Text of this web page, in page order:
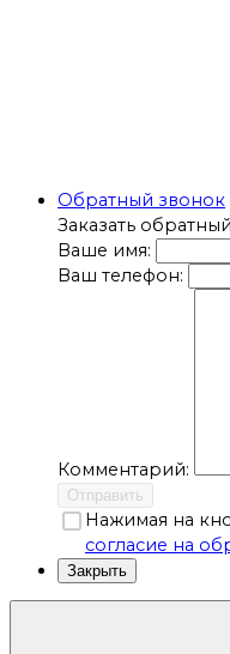
Обратный звонок
Заказать
Ваше имя:
Ваш телефон:
Комментарий:
Отправить
Нажимая на
согласие на
Закрыть